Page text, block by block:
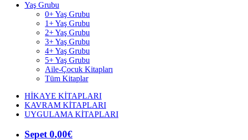
Yaş Grubu
0+ Yaş Grubu
1+ Yaş Grubu
2+ Yaş Grubu
3+ Yaş Grubu
4+ Yaş Grubu
5+ Yaş Grubu
Aile-Çocuk Kitapları
Tüm Kitaplar
HİKAYE KİTAPLARI
KAVRAM KİTAPLARI
UYGULAMA KİTAPLARI
Sepet 0,00€